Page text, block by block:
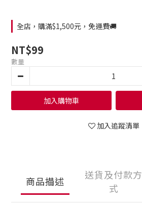
全店，購滿$1,500元，免運費🚚
NT$99
數量
加入購物車
加入追蹤清單
商品描述
送貨及付款方
式